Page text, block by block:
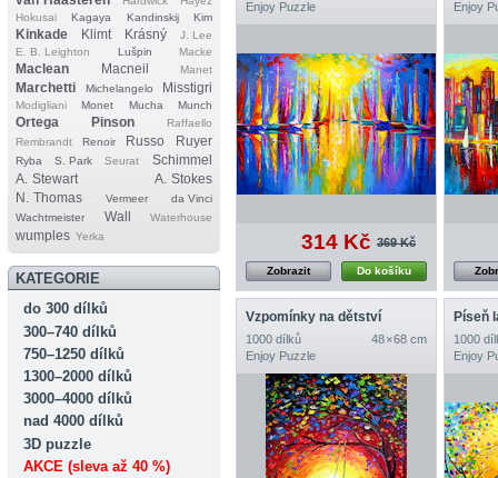
Hokusai
Kagaya Kandinskij Kim
Kinkade Klimt Krásný
J. Lee
E. B. Leighton
Lušpin Macke
Maclean Macneil Manet
Marchetti Michelangelo Misstigri
Modigliani Monet Mucha Munch
Ortega Pinson
Raffaello
Rembrandt
Renoir Russo Ruyer
Ryba S. Park Seurat
Schimmel
A. Stewart
A. Stokes
N. Thomas
Vermeer
da Vinci
Wachtmeister
Wall Waterhouse
wumples Yerka
KATEGORIE
do 300 dílků
300–740 dílků
750–1250 dílků
1300–2000 dílků
3000–4000 dílků
nad 4000 dílků
3D puzzle
AKCE (sleva až 40 %)
Enjoy Puzzle
314 Kč 369 Kč
Do košíku
Zobrazit
Enjoy
Vzpomínky na dětství
1000 dílků
48 × 68 cm
Enjoy Puzzle
Píseň
1000
Enjoy